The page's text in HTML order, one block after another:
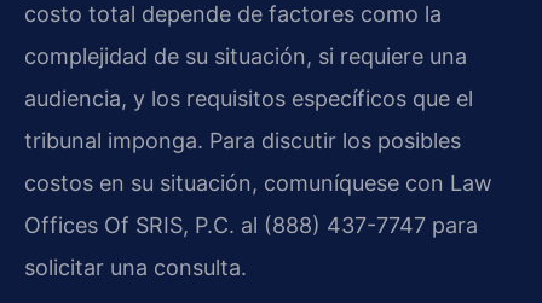
costo total depende de factores como la
complejidad de su situación, si requiere una
audiencia, y los requisitos específicos que el
tribunal imponga. Para discutir los posibles
costos en su situación, comuníquese con Law
Offices Of SRIS, P.C. al (888) 437-7747 para
solicitar una consulta.